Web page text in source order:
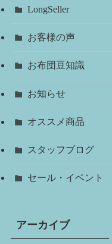
LongSeller
お客様の声
お布団豆知識
お知らせ
オススメ商品
スタッフブログ
セール・イベント
アーカイブ